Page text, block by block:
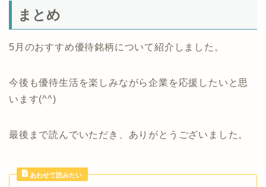
まとめ
5月のおすすめ優待銘柄について紹介しました。
今後も優待生活を楽しみながら企業を応援したいと思
います(^^)
最後まで読んでいただき、ありがとうございました。